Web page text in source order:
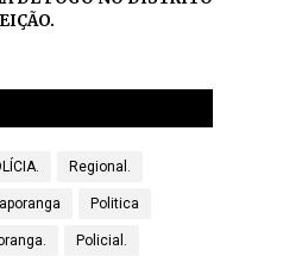
Regional.
Politica
Policial.